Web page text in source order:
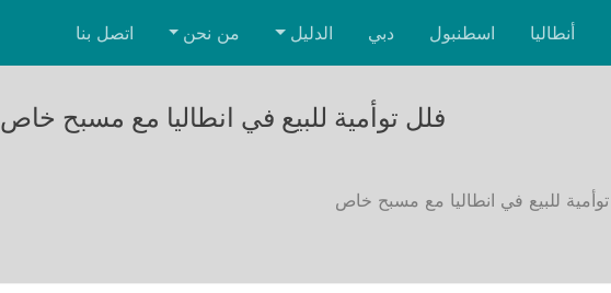
أنطاليا اسطنبول دبي الدليل من نحن اتصل بنا
فلل توأمية للبيع في انطاليا مع مسبح خاص
للبيع في انطاليا مع مسبح خاص